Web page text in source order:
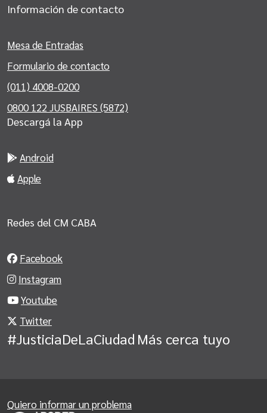
Información de contacto
Mesa de Entradas
Formulario de contacto
(011) 4008-0200
0800 122 JUSBAIRES (5872)
Descargá la App
Android
Apple
Redes del CM CABA
Facebook
Instagram
Youtube
Twitter
#JusticiaDeLaCiudad Más cerca tuyo
Quiero informar un problema